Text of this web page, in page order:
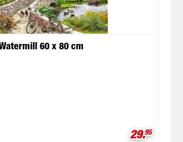
60 x 80 cm
29.95